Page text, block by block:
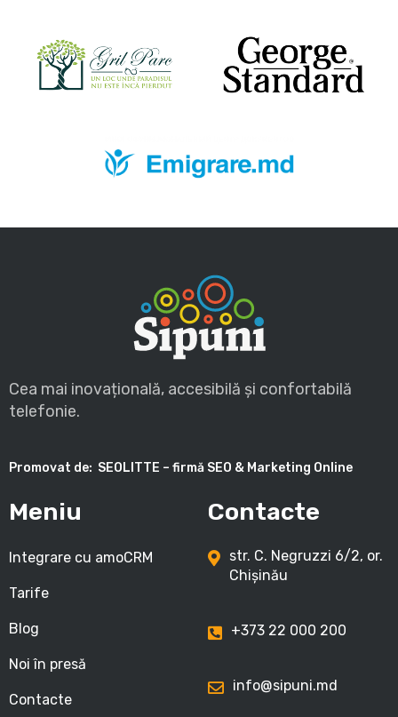
Cea mai inovațională, accesibilă și confortabilă
telefonie.
Promovat de: SEOLITTE – firmă SEO & Marketing Online
Meniu
Integrare cu amoCRM
Tarife
Blog
Noi în presă
Contacte
Contacte
str. C. Negruzzi 6/2, or.
Chișinău
+373 22 000 200
info@sipuni.md